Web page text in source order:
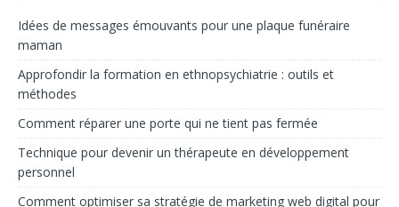
Idées de messages émouvants pour une plaque funéraire
maman
Approfondir la formation en ethnopsychiatrie : outils et
méthodes
Comment réparer une porte qui ne tient pas fermée
Technique pour devenir un thérapeute en développement
personnel
Comment optimiser sa stratégie de marketing web digital pour